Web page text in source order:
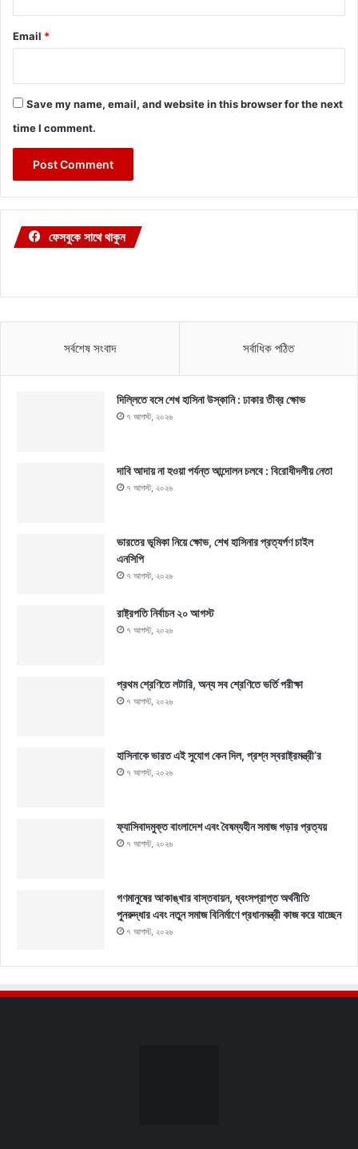
Email *
Save my name, email, and website in this browser for the next
time I comment.
ফেসবুকে সাথে থাকুন
সর্বশেষ সংবাদ সর্বাধিক পঠিত
দিল্লিতে বসে শেখ হাসিনা উস্কানি : ঢাকার তীব্র ক্ষোভ
৭ আগস্ট, ২০২৬
দাবি আদায় না হওয়া পর্যন্ত আন্দোলন চলবে : বিরোধীদলীয় নেতা
৭ আগস্ট, ২০২৬
ভারতের ভূমিকা নিয়ে ক্ষোভ, শেখ হাসিনার প্রত্যর্পণ চাইল
এনসিপি
৭ আগস্ট, ২০২৬
রাষ্ট্রপতি নির্বাচন ২০ আগস্ট
৭ আগস্ট, ২০২৬
প্রথম শ্রেণিতে লটারি, অন্য সব শ্রেণিতে ভর্তি পরীক্ষা
৭ আগস্ট, ২০২৬
হাসিনাকে ভারত এই সুযোগ কেন দিল, প্রশ্ন স্বরাষ্ট্রমন্ত্রী’র
৭ আগস্ট, ২০২৬
ফ্যাসিবাদমুক্ত বাংলাদেশ এবং বৈষম্যহীন সমাজ গড়ার প্রত্যয়
৭ আগস্ট, ২০২৬
গণমানুষের আকাঙ্খার বাস্তবায়ন, ধ্বংসপ্রাপ্ত অর্থনীতি
পুনরুদ্ধার এবং নতুন সমাজ বিনির্মাণে প্রধানমন্ত্রী কাজ করে যাচ্ছেন
৭ আগস্ট, ২০২৬